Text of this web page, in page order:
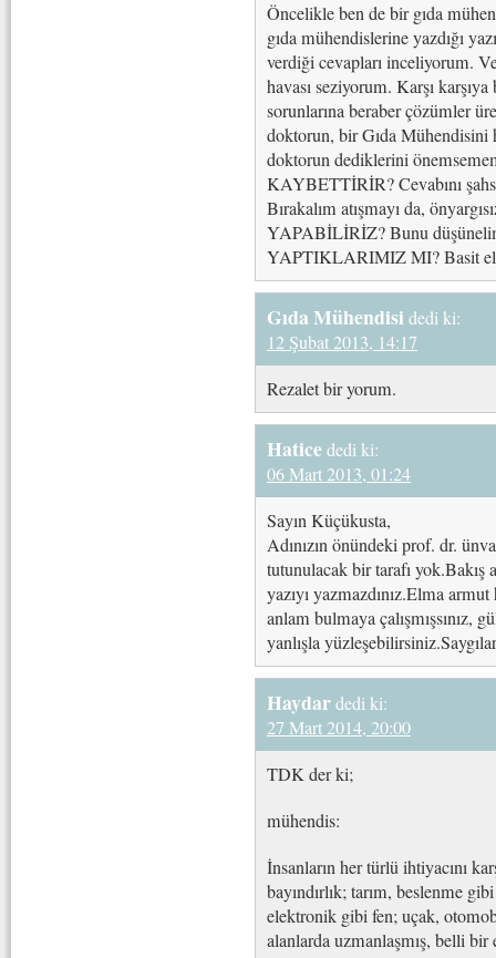
Öncelikle ben de bir gıda
gıda mühendislerine yazdığı
verdiği cevapları inceliyorum.
havası seziyorum. Karşı
sorunlarına beraber çözümler
doktorun, bir Gıda Mühendisini
doktorun dediklerini
KAYBETTİRİR? Cevabını
Bırakalım atışmayı da,
YAPABİLİRİZ? Bunu
YAPTIKLARIMIZ MI? Basit
Gıda Mühendisi dedi ki:
12 Şubat 2013, 14:17
Rezalet bir yorum.
Haticededi ki:
06 Mart 2013, 01:24
Sayın Küçükusta,
Adınızın önündeki prof. dr.
tutunulacak bir tarafı yok.Bakış
yazıyı yazmazdınız.Elma
anlam bulmaya çalışmışsınız,
yanlışla
Haydardedi ki:
27 Mart 2014, 20:00
TDK der ki;
mühendis:
İnsanların her türlü ihtiyacını
bayındırlık; tarım, beslenme
elektronik gibi fen; uçak,
alanlarda uzmanlaşmış, belli